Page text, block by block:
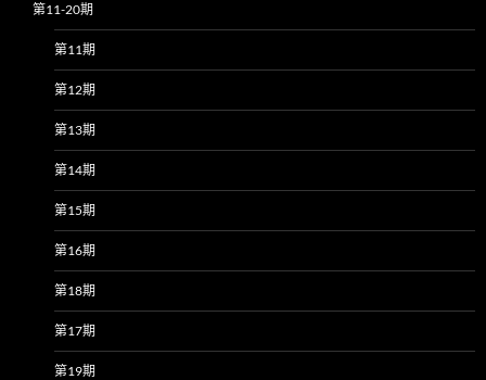
第11-20期
第11期
第12期
第13期
第14期
第15期
第16期
第18期
第17期
第19期